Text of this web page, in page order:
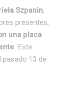
Szpanin,
presentes,
una placa
. Este
13 de